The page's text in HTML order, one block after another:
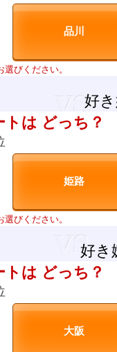
びください。
好
は どっち？
びください。
好き
は どっち？